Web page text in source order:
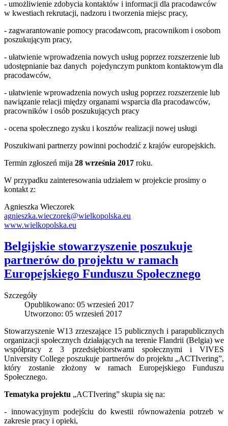
- umożliwienie zdobycia kontaktów i informacji dla pracodawców
w kwestiach rekrutacji, nadzoru i tworzenia miejsc pracy,
- zagwarantowanie pomocy pracodawcom, pracownikom i osobom
poszukującym pracy,
- ułatwienie wprowadzenia nowych usług poprzez rozszerzenie lub
udostępnianie baz danych pojedynczym punktom kontaktowym dla
pracodawców,
- ułatwienie wprowadzenia nowych usług poprzez rozszerzenie lub
nawiązanie relacji między organami wsparcia dla pracodawców,
pracowników i osób poszukujących pracy
- ocena społecznego zysku i kosztów realizacji nowej usługi
Poszukiwani partnerzy powinni pochodzić z krajów europejskich.
Termin zgłoszeń mija 28 września 2017 roku.
W przypadku zainteresowania udziałem w projekcie prosimy o
kontakt z:
Agnieszka Wieczorek
agnieszka.wieczorek@wielkopolska.eu
www.wielkopolska.eu
Belgijskie stowarzyszenie poszukuje
partnerów do projektu w ramach
Europejskiego Funduszu Społecznego
Szczegóły
Opublikowano: 05 wrzesień 2017
Utworzono: 05 wrzesień 2017
Stowarzyszenie W13 zrzeszające 15 publicznych i parapublicznych
organizacji społecznych działających na terenie Flandrii (Belgia) we
współpracy z 3 przedsiębiorstwami społecznymi i VIVES
University College poszukuje partnerów do projektu „ACTIvering”,
który zostanie złożony w ramach Europejskiego Funduszu
Społecznego.
Tematyka projektu „ACTIvering” skupia się na:
- innowacyjnym podejściu do kwestii równoważenia potrzeb w
zakresie pracy i opieki,